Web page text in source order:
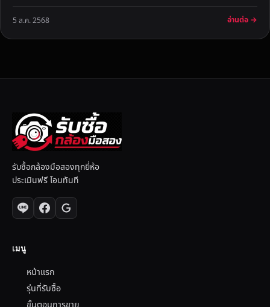
5 ส.ค. 2568 อ่านต่อ →
รับซื้อกล้องมือสองทุกยี่ห้อ
ประเมินฟรี โอนทันที
เมนู
หน้าแรก
รุ่นที่รับซื้อ